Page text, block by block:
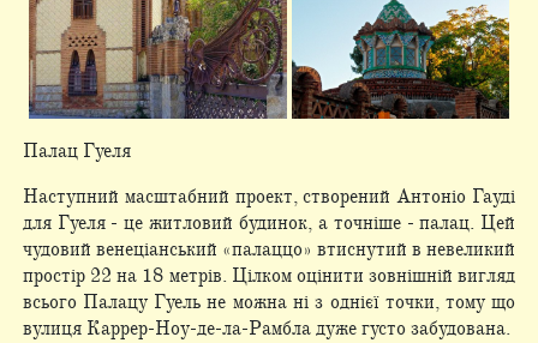
Палац Гуеля
Наступний масштабний проект, створений Антоніо Гауді
для Гуеля - це житловий будинок, а точніше - палац. Цей
чудовий венеціанський «палаццо» втиснутий в невеликий
простір 22 на 18 метрів. Цілком оцінити зовнішній вигляд
всього Палацу Гуель не можна ні з однієї точки, тому що
вулиця Каррер-Ноу-де-ла-Рамбла дуже густо забудована.